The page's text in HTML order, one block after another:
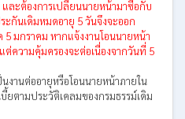
ละต้องการเปลี่ยนนายหน้ามาซื้อกับ
ะกันเดิมหมดอายุ 5 วันจึงจะออก
มกราคม หากแจ้งงานโอนนายหน้า
ต่ความคุ้มครองจะต่อเนื่องจากวันที่ 5
งานต่ออายุหรือโอนนายหน้าภายใน
ยตามประวัติเคลมของกรมธรรม์เดิม